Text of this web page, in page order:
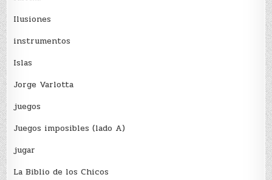
Ilusiones
instrumentos
Islas
Jorge Varlotta
juegos
Juegos imposibles (lado A)
jugar
La Biblio de los Chicos